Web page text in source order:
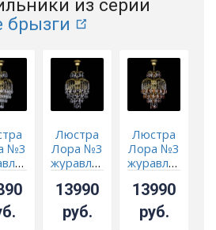
из серии
брызги
№3
Люстра
Лора №3
журавлик
под
бронзу
13990
руб.
Люстра
Лора №3
журавлик
под
бронзу
13990
руб.